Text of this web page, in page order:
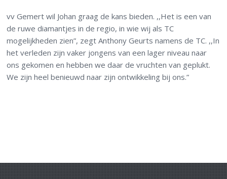
vv Gemert wil Johan graag de kans bieden. ,,Het is een van
de ruwe diamantjes in de regio, in wie wij als TC
mogelijkheden zien”, zegt Anthony Geurts namens de TC. ,,In
het verleden zijn vaker jongens van een lager niveau naar
ons gekomen en hebben we daar de vruchten van geplukt.
We zijn heel benieuwd naar zijn ontwikkeling bij ons.”